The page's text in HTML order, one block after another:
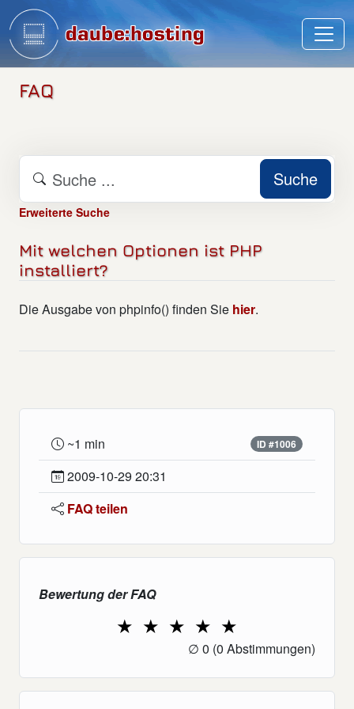
FAQ
Suche
Erweiterte Suche
Mit welchen Optionen ist PHP
installiert?
Die Ausgabe von phpinfo() finden Sie hier.
~1 min ID #1006
2009-10-29 20:31
FAQ teilen
Bewertung der FAQ
★ ★
2 Stars
★
3 Stars
★
4 Stars
★
5 Stars
∅ 0 (0 Abstimmungen)